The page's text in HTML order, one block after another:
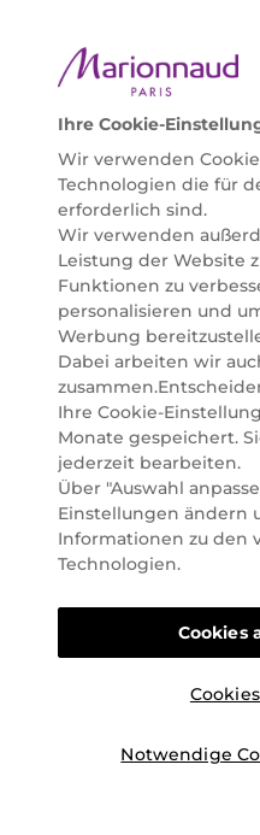
Bedürfnissen individuell
helfen zu können.
Online Beauty
einfach alles für Ihre
Hause oder in Ihre
BERATUNG & EXPERTISE
Marionnaud wurde im
und ist seit 2001 in
Parfümerien und
Marktführer im
Österreich. Seit 2023
Deutschland. Durch
attraktive Angebote zu
Marionnaud alles, was
lässt. Wir glauben fest
Arten geschaffen
und pflegenden Gefühl
bis zur positiven
Rohstoffen. Darum
Wegen, um Ihnen das
können online und
Fragen zu unterstützen.
Ihre Cookie-
Wir verwenden
Technologien die für
erforderlich sind.
Wir verwenden
Leistung der Website
Funktionen zu
personalisieren und
Werbung
Dabei arbeiten wir
Ihre Cookie-
Monate gespeichert.
jederzeit bearbeiten.
Über "Auswahl
Einstellungen ändern
Informationen zu den
Technologien.
Notwendige
Cookies